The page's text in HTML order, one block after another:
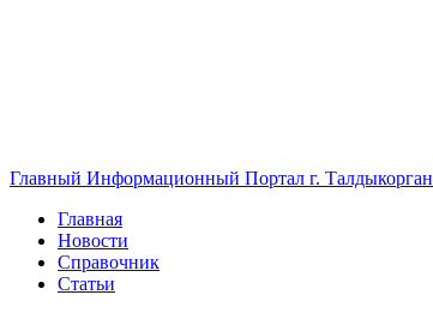
Главный Информационный Портал г. Талдыкорган
Главная
Новости
Справочник
Статьи